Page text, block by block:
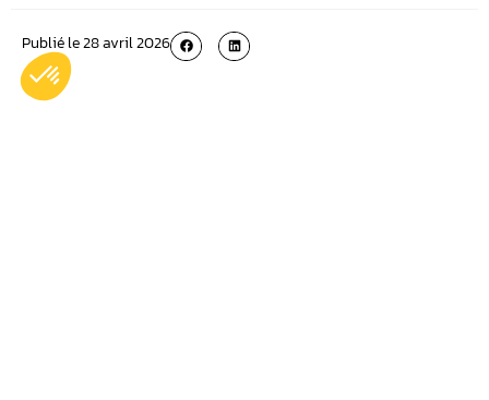
Publié le28 avril 2026